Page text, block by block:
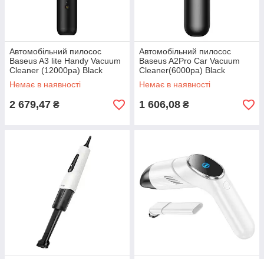
Автомобільний пилосос
Baseus A3 lite Handy Vacuum
Cleaner (12000pa) Black
Немає в наявності
2 679,47 ₴
Автомобільний пилосос
Baseus A2Pro Car Vacuum
Cleaner(6000pa) Black
Немає в наявності
1 606,08 ₴